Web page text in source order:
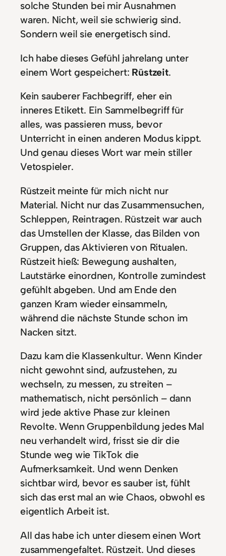
solche Stunden bei mir Ausnahmen
waren. Nicht, weil sie schwierig sind.
Sondern weil sie energetisch sind.
Ich habe dieses Gefühl jahrelang unter
einem Wort gespeichert: Rüstzeit.
Kein sauberer Fachbegriff, eher ein
inneres Etikett. Ein Sammelbegriff für
alles, was passieren muss, bevor
Unterricht in einen anderen Modus kippt.
Und genau dieses Wort war mein stiller
Vetospieler.
Rüstzeit meinte für mich nicht nur
Material. Nicht nur das Zusammensuchen,
Schleppen, Reintragen. Rüstzeit war auch
das Umstellen der Klasse, das Bilden von
Gruppen, das Aktivieren von Ritualen.
Rüstzeit hieß: Bewegung aushalten,
Lautstärke einordnen, Kontrolle zumindest
gefühlt abgeben. Und am Ende den
ganzen Kram wieder einsammeln,
während die nächste Stunde schon im
Nacken sitzt.
Dazu kam die Klassenkultur. Wenn Kinder
nicht gewohnt sind, aufzustehen, zu
wechseln, zu messen, zu streiten –
mathematisch, nicht persönlich – dann
wird jede aktive Phase zur kleinen
Revolte. Wenn Gruppenbildung jedes Mal
neu verhandelt wird, frisst sie dir die
Stunde weg wie TikTok die
Aufmerksamkeit. Und wenn Denken
sichtbar wird, bevor es sauber ist, fühlt
sich das erst mal an wie Chaos, obwohl es
eigentlich Arbeit ist.
All das habe ich unter diesem einen Wort
zusammengefaltet. Rüstzeit. Und dieses